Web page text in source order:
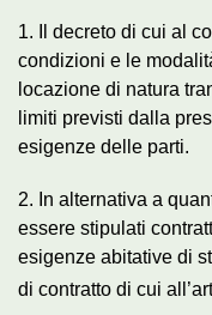
1. Il decreto di cui al
condizioni e le
locazione di natura
limiti previsti dalla
esigenze delle parti.
2. In alternativa a
essere stipulati
esigenze abitative di
di contratto di cui